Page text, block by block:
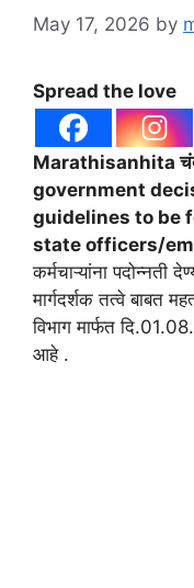
May 17, 2026 by
Spread the love
Marathisanhita
government
guidelines to be
state officers/
कर्मचाऱ्यांना पदोन्नती
मार्गदर्शक तत्वे बाबत
विभाग मार्फत
आहे .